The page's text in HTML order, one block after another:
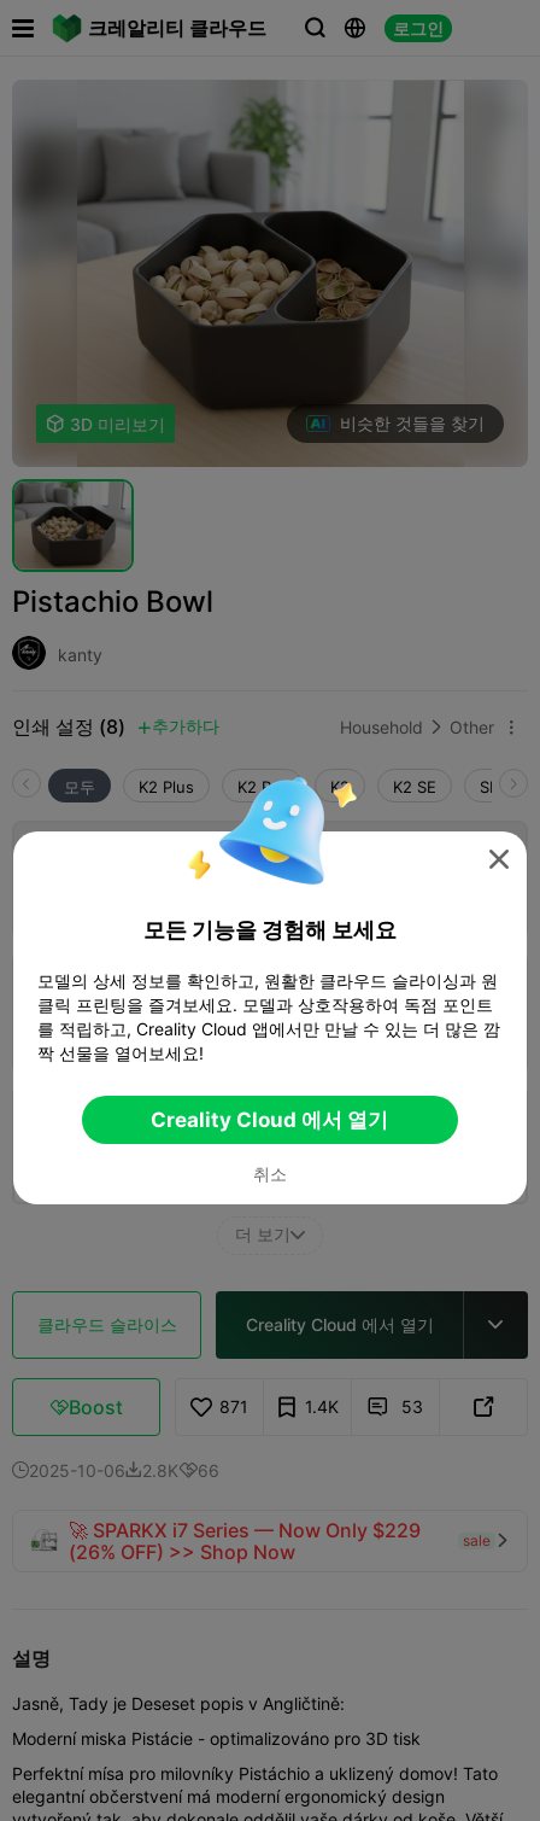
크레알리티 클라우드   로그인

 3D 미리보기 비슷한 것들을 찾기
Pistachio Bowl
kanty
인쇄 설정 (8)  추가하다 Household  Other 
모두 K2 Plus K2 Pro K2 K2 SE
0.2mm layer, 2 walls, 15% infill
05h 04m 
0.2mm layer, 2 walls, 15% infill
 03h 46m  1 플레이트  135.62g
 5.0
K2-Pro 0.2mm layer, 2 walls, 15% infill
더 보기
클라우드 슬라이스 Creality Cloud 에서 열기 
Boost 871 1.4K  53 
2025-10-062.8K66
🚀 SPARKX i7 Series — Now Only $229
(26% OFF) >> Shop Now
sale 
설명
Jasně, Tady je Deseset popis v Angličtině:
Moderní miska Pistácie - optimalizováno pro 3D tisk
Perfektní mísa pro milovníky Pistáchio a uklizený domov! Tato
elegantní občerstvení má moderní ergonomický design

모든 기능을 경험해 보세요
모델의 상세 정보를 확인하고, 원활한 클라우드 슬라이싱과 원
클릭 프린팅을 즐겨보세요. 모델과 상호작용하여 독점 포인트
를 적립하고, Creality Cloud 앱에서만 만날 수 있는 더 많은 깜
짝 선물을 열어보세요!
Creality Cloud 에서 열기
취소